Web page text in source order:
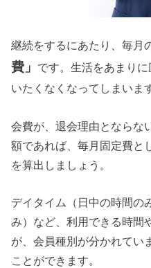
継続をするにあたり、毎月
費」
です。生活をあまり
いたくなくなってしまいま
会費が、退会理由とならな
額であれば、毎月固定費と
を算出しましょう。
デイタイム（日中の時間の
み）など、利用できる時間
が、会員種別が分かれてい
ことができます。